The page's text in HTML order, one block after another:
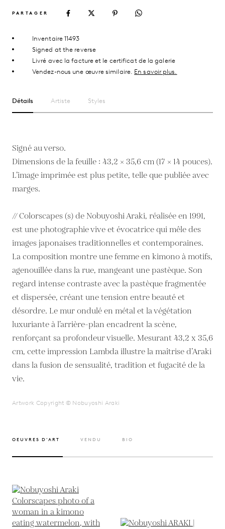
PARTAGER
Inventaire 11493
Signed at the reverse
Livré avec la facture et le certificat de la galerie
Vendez-nous une œuvre similaire. En savoir plus.
Détails Artiste Styles
Signé au verso.
Dimensions de la feuille : 43,2 × 35,6 cm (17 × 14 pouces).
L’image imprimée est plus petite, telle que publiée avec
marges.
// Colorscapes (s) de Nobuyoshi Araki, réalisée en 1991,
est une photographie vive et évocatrice qui mêle des
images japonaises traditionnelles et contemporaines.
La composition montre une femme en kimono à motifs,
agenouillée dans la rue, mangeant une pastèque. Son
regard intense contraste avec la pastèque fragmentée
et dispersée, créant une tension entre beauté et
désordre. Le mur ondulé en métal et la végétation
luxuriante à l’arrière-plan encadrent la scène,
renforçant sa profondeur visuelle. Mesurant 43,2 x 35,6
cm, cette impression Lambda illustre la maîtrise d’Araki
dans la fusion de sensualité, tradition et fugacité de la
vie.
Artwork Copyright © Nobuyoshi Araki
OEUVRES D’ART VENDU BIO